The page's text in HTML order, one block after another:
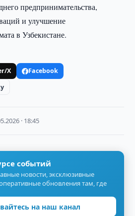
предпринимательства,
и улучшение
в Узбекистане.
X
Facebook
· 18:45
событий
новости, эксклюзивные
обновления там, где
на наш канал